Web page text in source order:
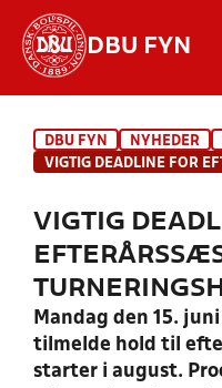
DBU FYN
DBU FYN NYHEDER
VIGTIG
Mandag den 15.
tilmelde hold til
starter i august.